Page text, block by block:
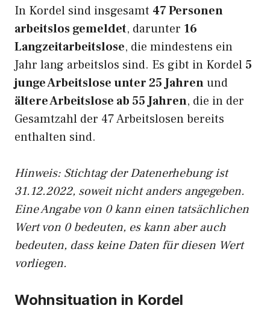
In Kordel sind insgesamt 47 Personen
arbeitslos gemeldet, darunter 16
Langzeitarbeitslose, die mindestens ein
Jahr lang arbeitslos sind. Es gibt in Kordel 5
junge Arbeitslose unter 25 Jahrenund
ältere Arbeitslose ab 55 Jahren, die in der
Gesamtzahl der 47 Arbeitslosen bereits
enthalten sind.
Hinweis: Stichtag der Datenerhebung ist
31.12.2022, soweit nicht anders angegeben.
Eine Angabe von 0 kann einen tatsächlichen
Wert von 0 bedeuten, es kann aber auch
bedeuten, dass keine Daten für diesen Wert
vorliegen.
Wohnsituation in Kordel